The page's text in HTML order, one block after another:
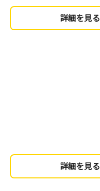
詳細を見る
詳細を見る